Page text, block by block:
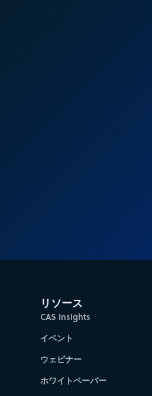
リソース
CAS Insights
イベント
ウェビナー
ホワイトペーパー